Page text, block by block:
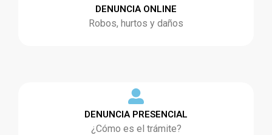
DENUNCIA ONLINE
Robos, hurtos y daños
DENUNCIA PRESENCIAL
¿Cómo es el trámite?